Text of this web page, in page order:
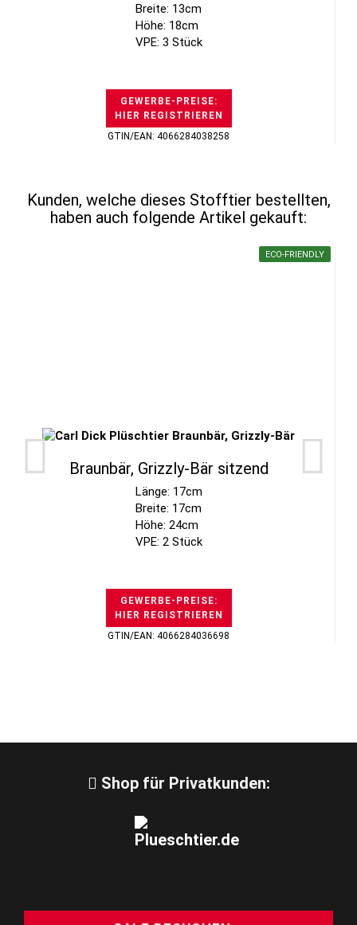
Breite: 13cm
Höhe: 18cm
VPE: 3 Stück
GEWERBE-PREISE:
HIER REGISTRIEREN
GTIN/EAN: 4066284038258
Kunden, welche dieses Stofftier bestellten,
haben auch folgende Artikel gekauft:
ECO-FRIENDLY
Braunbär, Grizzly-Bär sitzend
Länge: 17cm
Breite: 17cm
Höhe: 24cm
VPE: 2 Stück
GEWERBE-PREISE:
HIER REGISTRIEREN
GTIN/EAN: 4066284036698
Shop für Privatkunden: